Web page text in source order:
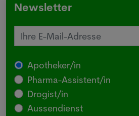
Newsletter
Apotheker/in
Pharma-Assistent/in
Drogist/in
Aussendienst